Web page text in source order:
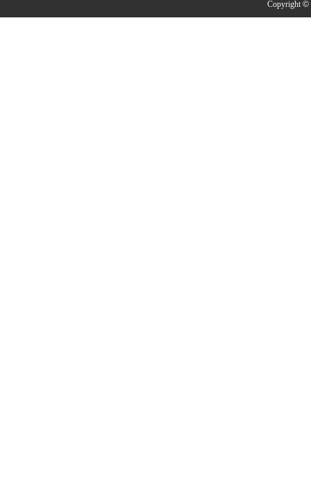
Copyright ©